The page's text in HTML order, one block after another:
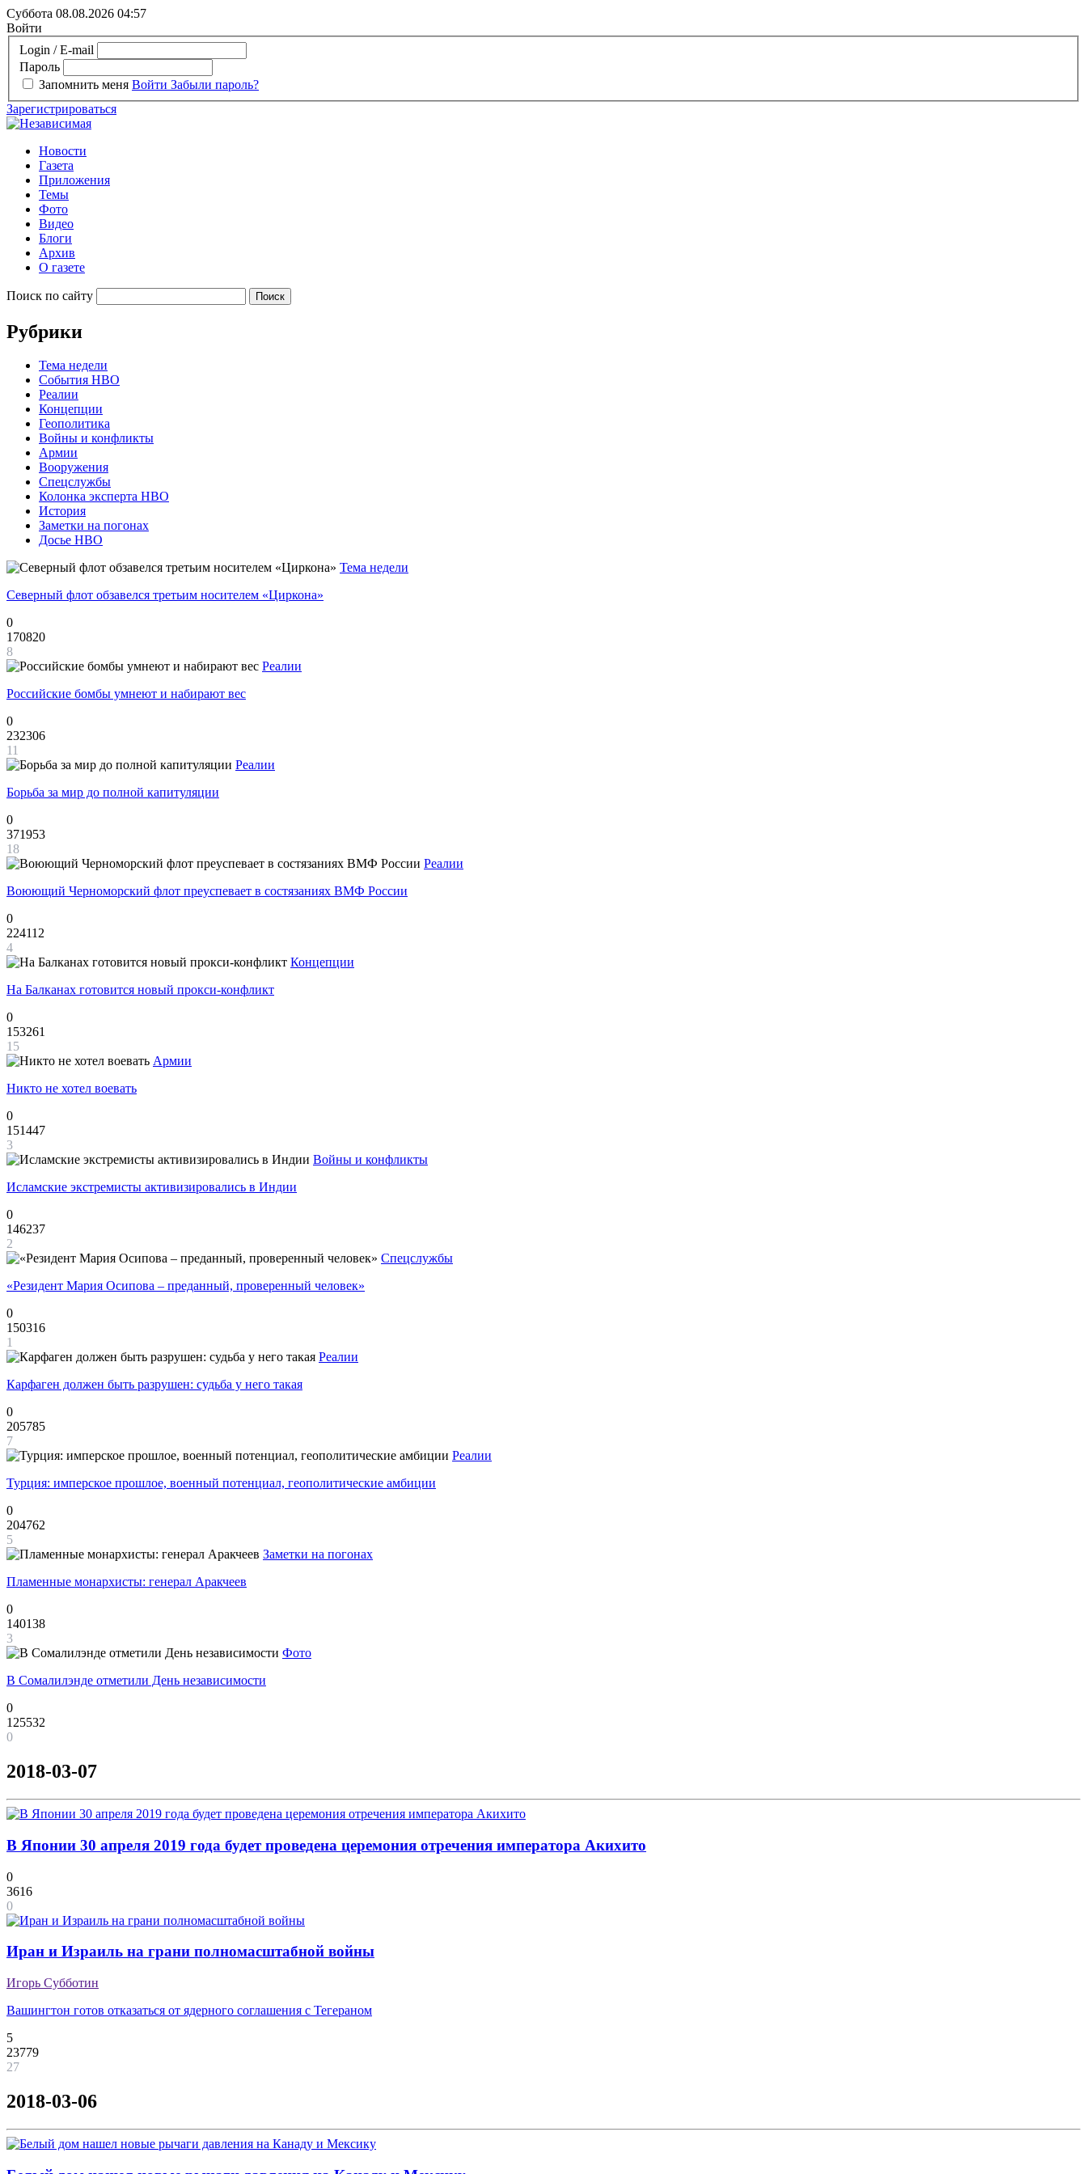
Суббота 08.08.2026 04:57
Войти
Login / E-mail
Пароль
Запомнить меня Войти Забыли пароль?
Зарегистрироваться
Новости
Газета
Приложения
Темы
Фото
Видео
Блоги
Архив
О газете
Поиск по сайту
Рубрики
Тема недели
События НВО
Реалии
Концепции
Геополитика
Войны и конфликты
Армии
Вооружения
Спецслужбы
Колонка эксперта НВО
История
Заметки на погонах
Досье НВО
Тема недели
Северный флот обзавелся третьим носителем «Циркона»
0
170820
8
Реалии
Российские бомбы умнеют и набирают вес
0
232306
11
Реалии
Борьба за мир до полной капитуляции
0
371953
18
Реалии
Воюющий Черноморский флот преуспевает в состязаниях ВМФ России
0
224112
4
Концепции
На Балканах готовится новый прокси-конфликт
0
153261
15
Армии
Никто не хотел воевать
0
151447
3
Войны и конфликты
Исламские экстремисты активизировались в Индии
0
146237
2
Спецслужбы
«Резидент Мария Осипова – преданный, проверенный человек»
0
150316
1
Реалии
Карфаген должен быть разрушен: судьба у него такая
0
205785
7
Реалии
Турция: имперское прошлое, военный потенциал, геополитические амбиции
0
204762
5
Заметки на погонах
Пламенные монархисты: генерал Аракчеев
0
140138
3
Фото
В Сомалилэнде отметили День независимости
0
125532
0
2018-03-07
В Японии 30 апреля 2019 года будет проведена церемония отречения императора Акихито
0
3616
0
Иран и Израиль на грани полномасштабной войны
Игорь Субботин
Вашингтон готов отказаться от ядерного соглашения с Тегераном
5
23779
27
2018-03-06